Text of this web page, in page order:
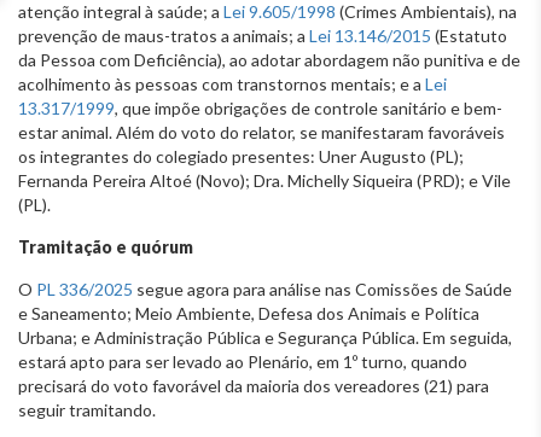
atenção integral à saúde; a Lei 9.605/1998 (Crimes Ambientais), na
prevenção de maus-tratos a animais; a Lei 13.146/2015 (Estatuto
da Pessoa com Deficiência), ao adotar abordagem não punitiva e de
acolhimento às pessoas com transtornos mentais; e a Lei
13.317/1999, que impõe obrigações de controle sanitário e bem-
estar animal. Além do voto do relator, se manifestaram favoráveis
os integrantes do colegiado presentes: Uner Augusto (PL);
Fernanda Pereira Altoé (Novo); Dra. Michelly Siqueira (PRD); e Vile
(PL).
Tramitação e quórum
O PL 336/2025 segue agora para análise nas Comissões de Saúde
e Saneamento; Meio Ambiente, Defesa dos Animais e Política
Urbana; e Administração Pública e Segurança Pública. Em seguida,
estará apto para ser levado ao Plenário, em 1º turno, quando
precisará do voto favorável da maioria dos vereadores (21) para
seguir tramitando.